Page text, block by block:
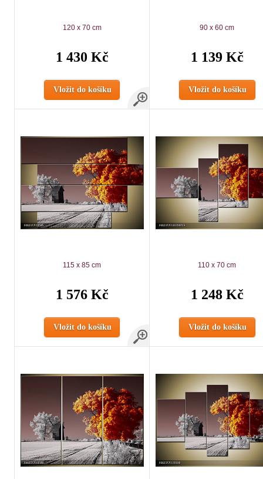
120 x 70 cm
1 430 Kč
Vložit do košíku
90 x 60 cm
1 139 Kč
Vložit do košíku
115 x 85 cm
1 576 Kč
Vložit do košíku
110 x 70 cm
1 248 Kč
Vložit do košíku